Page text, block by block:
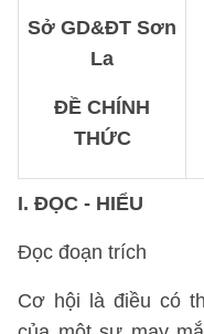
Sở GD&ĐT Sơn
La
ĐỀ CHÍNH
THỨC
I. ĐỌC - HIỂU
Đọc đoạn trích
Cơ hội là điều có